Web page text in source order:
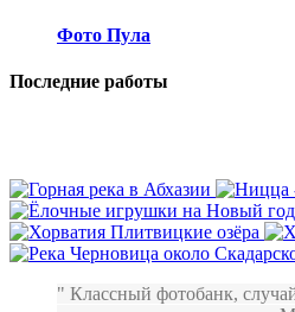
Фото Пула
Последние работы
Классный фотобанк,